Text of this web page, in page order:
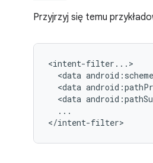
Przyjrzyj się temu
<data
<data
<data
...
</intent-filter>